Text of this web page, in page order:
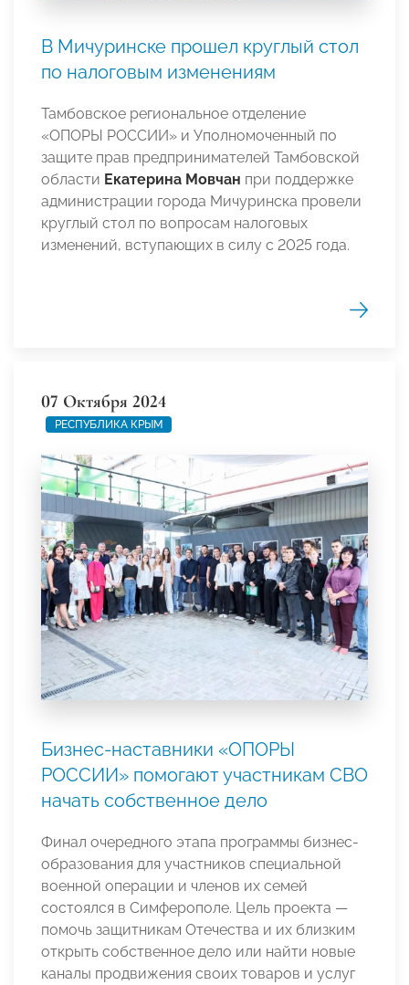
В Мичуринске прошел круглый стол
по налоговым изменениям
Тамбовское региональное отделение
«ОПОРЫ РОССИИ» и Уполномоченный по
защите прав предпринимателей Тамбовской
области Екатерина Мовчан при поддержке
администрации города Мичуринска провели
круглый стол по вопросам налоговых
изменений, вступающих в силу с 2025 года.
07 Октября 2024
РЕСПУБЛИКА КРЫМ
Бизнес-наставники «ОПОРЫ
РОССИИ» помогают участникам СВО
начать собственное дело
Финал очередного этапа программы бизнес-
образования для участников специальной
военной операции и членов их семей
состоялся в Симферополе. Цель проекта —
помочь защитникам Отечества и их близким
открыть собственное дело или найти новые
каналы продвижения своих товаров и услуг